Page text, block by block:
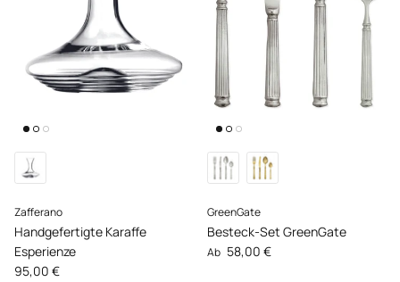
Zafferano
Handgefertigte Karaffe
Esperienze
Normaler Preis
95,00 €
GreenGate
Besteck-Set GreenGate
Normaler Preis
Ab 58,00 €